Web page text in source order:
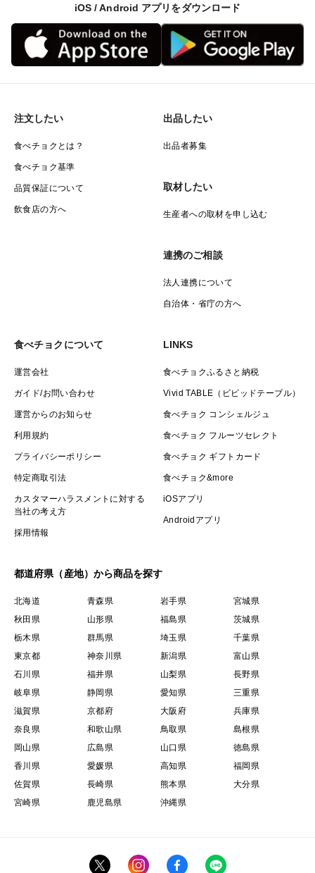
iOS / Android アプリをダウンロード
注文したい
食べチョクとは？
食べチョク基準
品質保証について
飲食店の方へ
出品したい
出品者募集
取材したい
生産者への取材を申し込む
連携のご相談
法人連携について
自治体・省庁の方へ
食べチョクについて
運営会社
ガイド/お問い合わせ
運営からのお知らせ
利用規約
プライバシーポリシー
特定商取引法
カスタマーハラスメントに対する
当社の考え方
採用情報
LINKS
食べチョクふるさと納税
Vivid TABLE（ビビッドテーブル）
食べチョク コンシェルジュ
食べチョク フルーツセレクト
食べチョク ギフトカード
食べチョク&more
iOSアプリ
Androidアプリ
都道府県（産地）から商品を探す
北海道 青森県 岩手県
宮城県
秋田県
山形県 福島県
茨城県
栃木県
群馬県 埼玉県
千葉県
東京都
神奈川県 新潟県
富山県
石川県
福井県 山梨県
長野県
岐阜県
静岡県 愛知県
三重県
滋賀県
京都府 大阪府
兵庫県
奈良県
和歌山県 鳥取県
島根県
岡山県
広島県 山口県
徳島県
香川県
愛媛県 高知県
福岡県
佐賀県
長崎県 熊本県
大分県
宮崎県
鹿児島県 沖縄県